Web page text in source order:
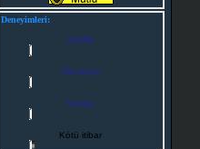
Deneyimleri:
Aktiflik
Deneyim
Seviye
Kötü itibar